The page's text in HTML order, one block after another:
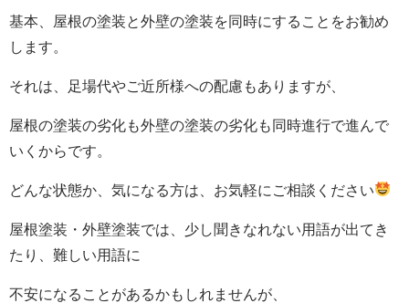
基本、屋根の塗装と外壁の塗装を同時にすることをお勧め
します。
それは、足場代やご近所様への配慮もありますが、
屋根の塗装の劣化も外壁の塗装の劣化も同時進行で進んで
いくからです。
どんな状態か、気になる方は、お気軽にご相談ください
屋根塗装・外壁塗装では、少し聞きなれない用語が出てき
たり、難しい用語に
不安になることがあるかもしれませんが、